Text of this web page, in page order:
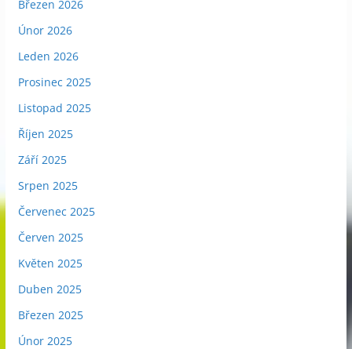
Březen 2026
Únor 2026
Leden 2026
Prosinec 2025
Listopad 2025
Říjen 2025
Září 2025
Srpen 2025
Červenec 2025
Červen 2025
Květen 2025
Duben 2025
Březen 2025
Únor 2025